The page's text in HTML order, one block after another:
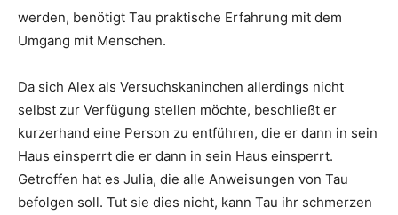
werden, benötigt Tau praktische Erfahrung mit dem
Umgang mit Menschen.
Da sich Alex als Versuchskaninchen allerdings nicht
selbst zur Verfügung stellen möchte, beschließt er
kurzerhand eine Person zu entführen, die er dann in sein
Haus einsperrt die er dann in sein Haus einsperrt.
Getroffen hat es Julia, die alle Anweisungen von Tau
befolgen soll. Tut sie dies nicht, kann Tau ihr schmerzen